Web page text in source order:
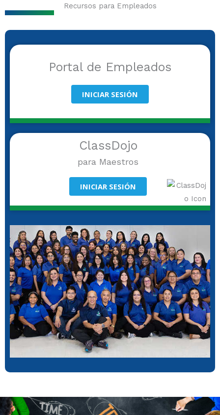
Recursos para Empleados
Portal de Empleados
INICIAR SESIÓN
ClassDojo
para Maestros
INICIAR SESIÓN